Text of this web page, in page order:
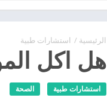
الرئيسية / استشارات طبية
هل اكل
استشارات طبية الصحة